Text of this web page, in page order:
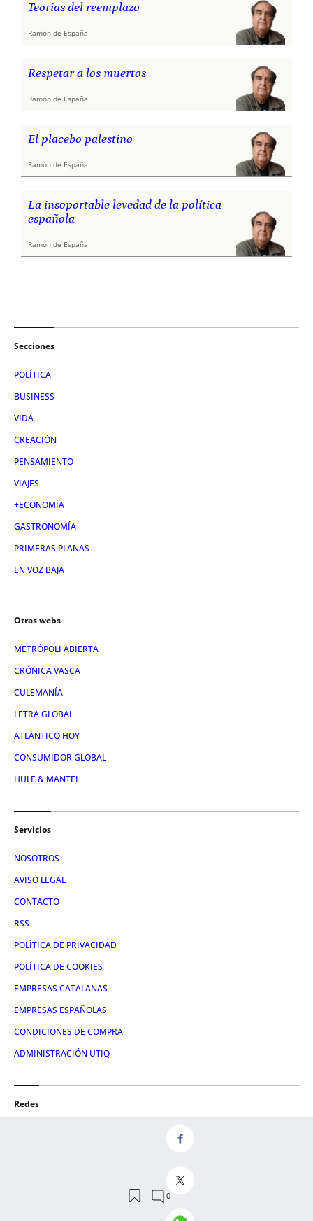
Teorías del reemplazo
Ramón de España
Respetar a los muertos
Ramón de España
El placebo palestino
Ramón de España
La insoportable levedad de la política
española
Ramón de España
Secciones
POLÍTICA
BUSINESS
VIDA
CREACIÓN
PENSAMIENTO
VIAJES
+ECONOMÍA
GASTRONOMÍA
PRIMERAS PLANAS
EN VOZ BAJA
Otras webs
METRÓPOLI ABIERTA
CRÓNICA VASCA
CULEMANÍA
LETRA GLOBAL
ATLÁNTICO HOY
CONSUMIDOR GLOBAL
HULE & MANTEL
Servicios
NOSOTROS
AVISO LEGAL
CONTACTO
RSS
POLÍTICA DE PRIVACIDAD
POLÍTICA DE COOKIES
EMPRESAS CATALANAS
EMPRESAS ESPAÑOLAS
CONDICIONES DE COMPRA
ADMINISTRACIÓN UTIQ
Redes